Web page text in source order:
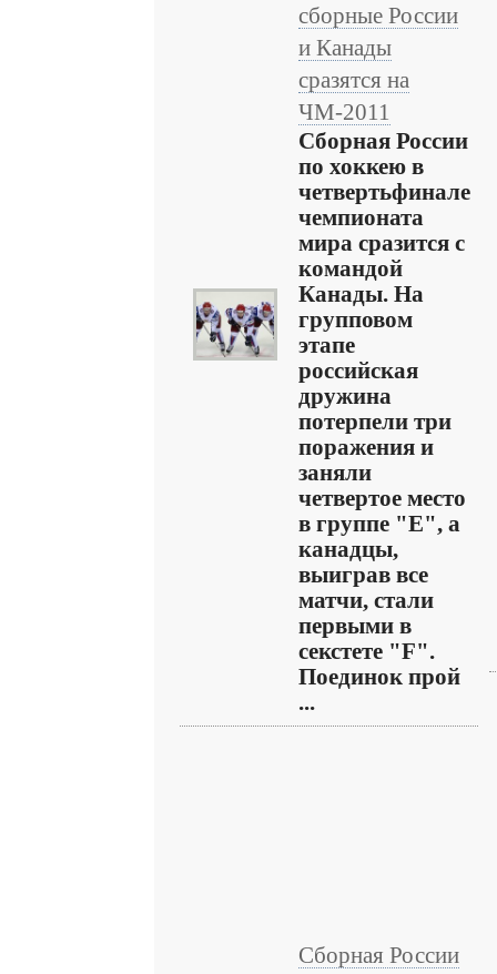
сборные России
и Канады
сразятся на
ЧМ-2011
Сборная России
по хоккею в
четвертьфинале
чемпионата
мира сразится с
командой
Канады. На
групповом
этапе
российская
дружина
потерпели три
поражения и
заняли
четвертое место
в группе "Е", а
канадцы,
выиграв все
матчи, стали
первыми в
секстете "F".
Поединок прой
...
Сборная России